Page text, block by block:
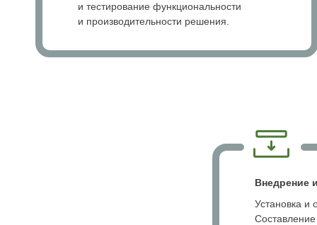
и тестирование функциональности
и производительности решения.
Внедрение
Установка и